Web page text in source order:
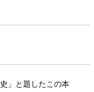
史」と題したこの本